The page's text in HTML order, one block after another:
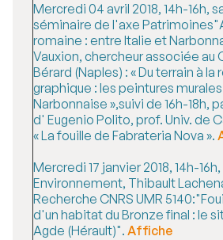
Mercredi 04 avril 2018, 14h-16h,
séminaire de l'axe
romaine : entre Italie et
Vauxion, chercheur associée au
Bérard (Naples) : « Du terrain à
graphique : les peintures
Narbonnaise »,suivi de 16h-18h,
d' Eugenio Polito, prof. Univ. de
« La fouille de Fabrateria Nova ».
Mercredi 17 janvier 2018, 14h-
Environnement, Thibault
Recherche CNRS UMR
d'un habitat du Bronze final : le
Agde (Hérault)". Affiche